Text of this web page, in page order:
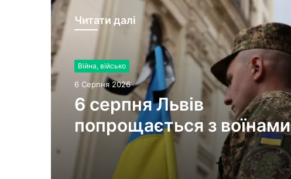
Читати далі
Війна, військо
6 Серпня 2026
6 серпня Львів
попрощається з воїнами
Миколою Слєпком та
Дмитром Березком